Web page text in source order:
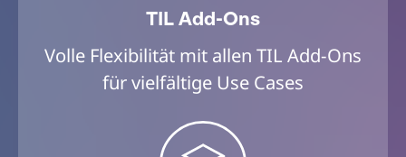
TIL Add-Ons
Volle Flexibilität mit allen TIL Add-Ons
für vielfältige Use Cases